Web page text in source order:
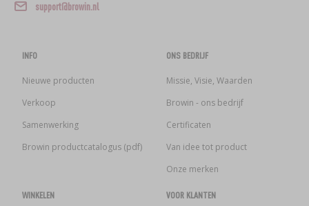
support@browin.nl
INFO
Nieuwe producten
Verkoop
Samenwerking
Browin productcatalogus (pdf)
ONS BEDRIJF
Missie, Visie, Waarden
Browin - ons bedrijf
Certificaten
Van idee tot product
Onze merken
WINKELEN VOOR KLANTEN